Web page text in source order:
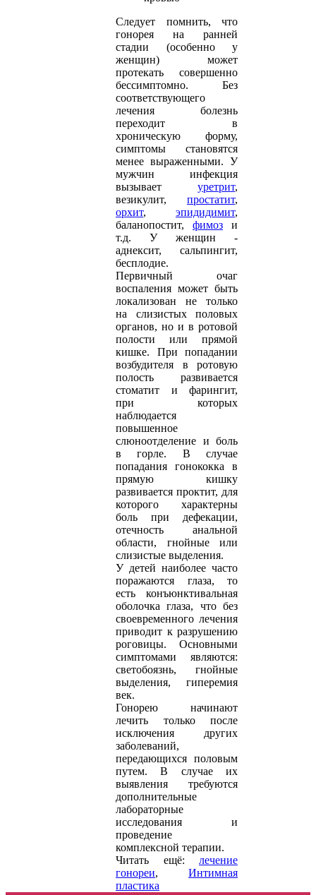
Следует помнить, что
гонорея на ранней
стадии (особенно у
женщин) может
протекать совершенно
бессимптомно. Без
соответствующего
лечения болезнь
переходит в
хроническую форму,
симптомы становятся
менее выраженными. У
мужчин инфекция
вызывает уретрит,
везикулит, простатит,
орхит, эпидидимит,
баланопостит, фимоз и
т.д. У женщин -
аднексит, сальпингит,
бесплодие.
Первичный очаг
воспаления может быть
локализован не только
на слизистых половых
органов, но и в ротовой
полости или прямой
кишке. При попадании
возбудителя в ротовую
полость развивается
стоматит и фарингит,
при которых
наблюдается
повышенное
слюноотделение и боль
в горле. В случае
попадания гонококка в
прямую кишку
развивается проктит, для
которого характерны
боль при дефекации,
отечность анальной
области, гнойные или
слизистые выделения.
У детей наиболее часто
поражаются глаза, то
есть конъюнктивальная
оболочка глаза, что без
своевременного лечения
приводит к разрушению
роговицы. Основными
симптомами являются:
светобоязнь, гнойные
выделения, гиперемия
век.
Гонорею начинают
лечить только после
исключения других
заболеваний,
передающихся половым
путем. В случае их
выявления требуются
дополнительные
лабораторные
исследования и
проведение
комплексной терапии.
Читать ещё: лечение
гонореи, Интимная
пластика